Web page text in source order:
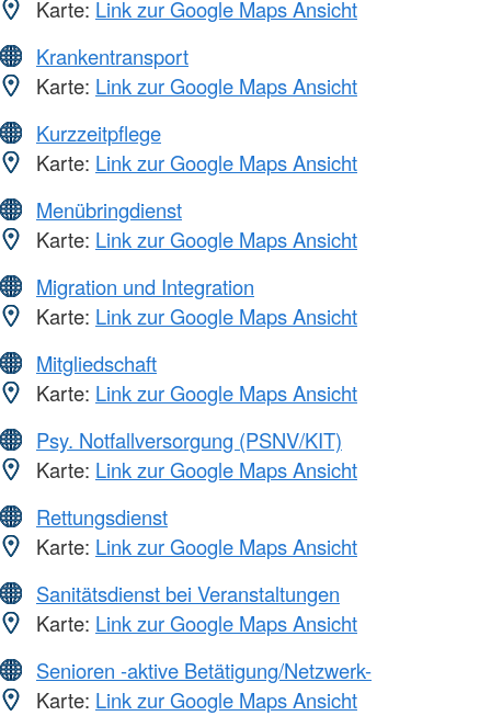
Karte: Link zur Google Maps Ansicht
Krankentransport
Karte: Link zur Google Maps Ansicht
Kurzzeitpflege
Karte: Link zur Google Maps Ansicht
Menübringdienst
Karte: Link zur Google Maps Ansicht
Migration und Integration
Karte: Link zur Google Maps Ansicht
Mitgliedschaft
Karte: Link zur Google Maps Ansicht
Psy. Notfallversorgung (PSNV/KIT)
Karte: Link zur Google Maps Ansicht
Rettungsdienst
Karte: Link zur Google Maps Ansicht
Sanitätsdienst bei Veranstaltungen
Karte: Link zur Google Maps Ansicht
Senioren -aktive Betätigung/Netzwerk-
Karte: Link zur Google Maps Ansicht